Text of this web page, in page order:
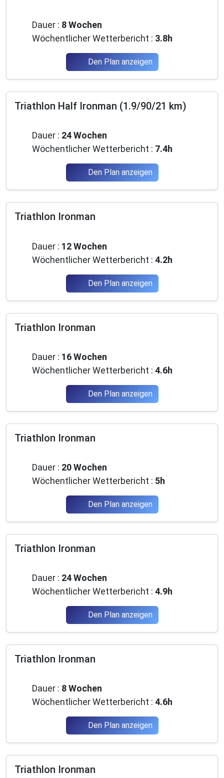
Dauer : 8 Wochen
Wöchentlicher Wetterbericht : 3.8h
Den Plan anzeigen
Triathlon Half Ironman (1.9/90/21 km)
Dauer : 24 Wochen
Wöchentlicher Wetterbericht : 7.4h
Den Plan anzeigen
Triathlon Ironman
Dauer : 12 Wochen
Wöchentlicher Wetterbericht : 4.2h
Den Plan anzeigen
Triathlon Ironman
Dauer : 16 Wochen
Wöchentlicher Wetterbericht : 4.6h
Den Plan anzeigen
Triathlon Ironman
Dauer : 20 Wochen
Wöchentlicher Wetterbericht : 5h
Den Plan anzeigen
Triathlon Ironman
Dauer : 24 Wochen
Wöchentlicher Wetterbericht : 4.9h
Den Plan anzeigen
Triathlon Ironman
Dauer : 8 Wochen
Wöchentlicher Wetterbericht : 4.6h
Den Plan anzeigen
Triathlon Ironman